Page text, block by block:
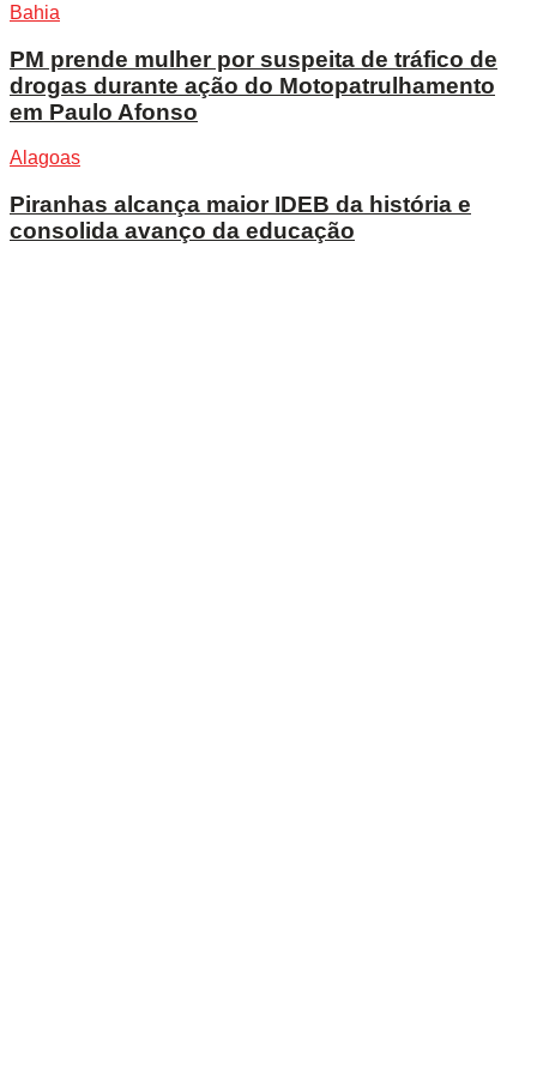
Bahia
PM prende mulher por suspeita de tráfico de
drogas durante ação do Motopatrulhamento
em Paulo Afonso
Alagoas
Piranhas alcança maior IDEB da história e
consolida avanço da educação